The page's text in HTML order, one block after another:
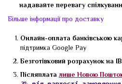
надавайте перевагу
Більше інформації про доставку
Онлайн-оплата банківською
підтримка Google Pay
Безготівковий розрахунок на
Післяплата лише Новою